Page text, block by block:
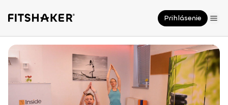
Prihlásenie